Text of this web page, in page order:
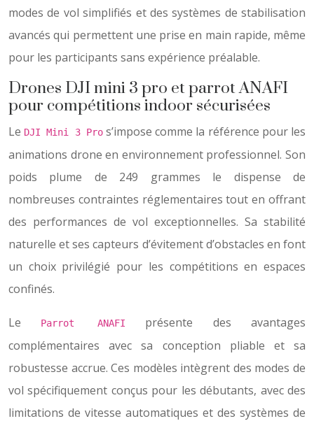
modes de vol simplifiés et des systèmes de stabilisation
avancés qui permettent une prise en main rapide, même
pour les participants sans expérience préalable.
Drones DJI mini 3 pro et parrot ANAFI
pour compétitions indoor sécurisées
Le DJI Mini 3 Pros’impose comme la référence pour les
animations drone en environnement professionnel. Son
poids plume de 249 grammes le dispense de
nombreuses contraintes réglementaires tout en offrant
des performances de vol exceptionnelles. Sa stabilité
naturelle et ses capteurs d’évitement d’obstacles en font
un choix privilégié pour les compétitions en espaces
confinés.
Le Parrot ANAFI
présente des avantages
complémentaires avec sa conception pliable et sa
robustesse accrue. Ces modèles intègrent des modes de
vol spécifiquement conçus pour les débutants, avec des
limitations de vitesse automatiques et des systèmes de